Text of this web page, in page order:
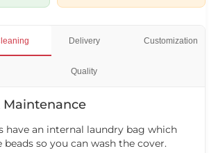
Delivery Customization
Quality
Maintenance
have an internal laundry bag which
so you can wash the cover.